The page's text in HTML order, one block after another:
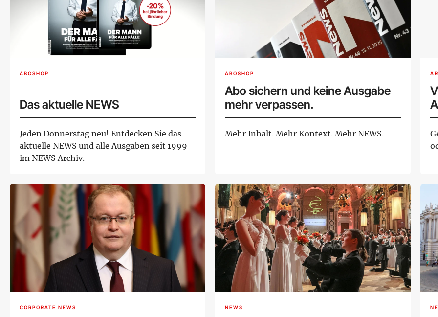
ABOSHOP
Das aktuelle NEWS
Jeden Donnerstag neu! Entdecken Sie das
aktuelle NEWS und alle Ausgaben seit 1999
im NEWS Archiv.
ABOSHOP
Abo sichern und keine Ausgabe
mehr verpassen.
Mehr Inhalt. Mehr Kontext. Mehr NEWS.
CORPORATE NEWS NEWS